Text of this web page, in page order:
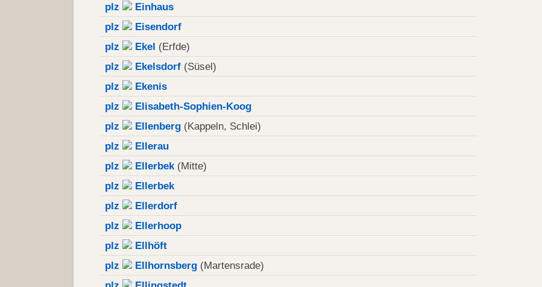
plz
Einhaus
plz
Eisendorf
plz
Ekel (Erfde)
plz
Ekelsdorf (Süsel)
plz
Ekenis
plz
Elisabeth-Sophien-Koog
plz
Ellenberg (Kappeln, Schlei)
plz
Ellerau
plz
Ellerbek(Mitte)
plz
Ellerbek
plz
Ellerdorf
plz
Ellerhoop
plz
Ellhöft
plz
Ellhornsberg (Martensrade)